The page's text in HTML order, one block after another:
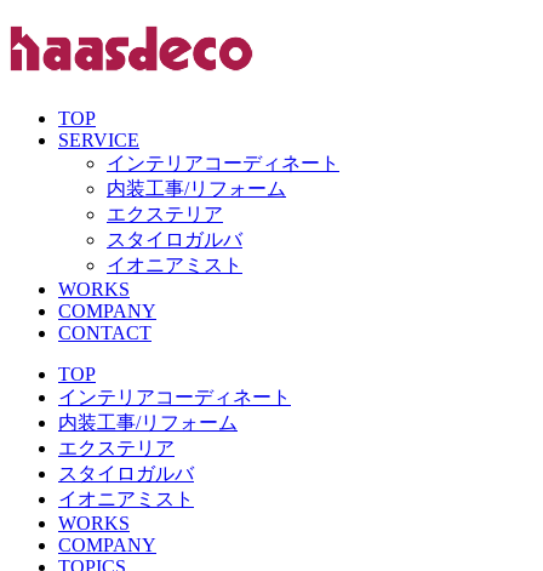
TOP
SERVICE
インテリアコーディネート
内装工事/リフォーム
エクステリア
スタイロガルバ
イオニアミスト
WORKS
COMPANY
CONTACT
TOP
インテリアコーディネート
内装工事/リフォーム
エクステリア
スタイロガルバ
イオニアミスト
WORKS
COMPANY
TOPICS